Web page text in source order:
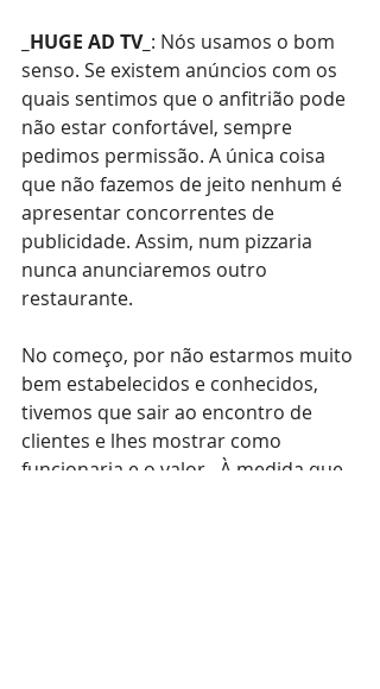
_HUGE AD TV_ : Nós usamos o bom
senso. Se existem anúncios com os
quais sentimos que o anfitrião pode
não estar confortável, sempre
pedimos permissão. A única coisa
que não fazemos de jeito nenhum é
apresentar concorrentes de
publicidade. Assim, num pizzaria
nunca anunciaremos outro
restaurante.
No começo, por não estarmos muito
bem estabelecidos e conhecidos,
tivemos que sair ao encontro de
clientes e lhes mostrar como
funcionaria e o valor . À medida que